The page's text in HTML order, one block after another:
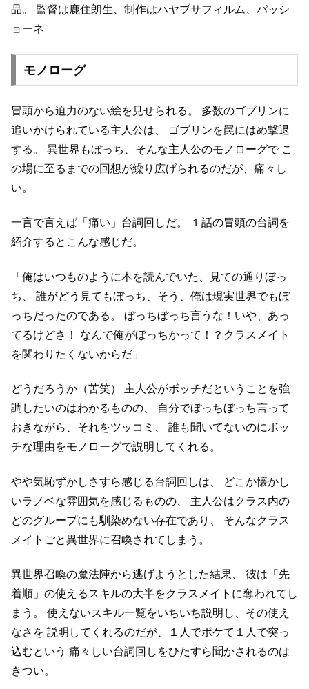
品。
監督は鹿住朗生、制作はハヤブサフィルム、パッシ
ョーネ
モノローグ
冒頭から迫力のない絵を見せられる。
多数のゴブリンに
追いかけられている主人公は、
ゴブリンを罠にはめ撃退
する。
異世界もぼっち、そんな主人公のモノローグでこ
の場に至るまでの回想が繰り広げられるのだが、痛々し
い。
一言で言えば「痛い」台詞回しだ。
１話の冒頭の台詞を
紹介するとこんな感じだ。
「俺はいつものように本を読んでいた、見ての通りぼっ
ち、
誰がどう見てもぼっち、そう、俺は現実世界でもぼ
っちだったのである。
ぼっちぼっち言うな！いや、あっ
てるけどさ！
なんで俺がぼっちかって！？クラスメイト
を関わりたくないからだ」
どうだろうか（苦笑）
主人公がボッチだということを強
調したいのはわかるものの、
自分でぼっちぼっち言って
おきながら、それをツッコミ、
誰も聞いてないのにボッ
チな理由をモノローグで説明してくれる。
やや気恥ずかしさすら感じる台詞回しは、
どこか懐かし
いラノベな雰囲気を感じるものの、
主人公はクラス内の
どのグループにも馴染めない存在であり、
そんなクラス
メイトごと異世界に召喚されてしまう。
異世界召喚の魔法陣から逃げようとした結果、
彼は「先
着順」の使えるスキルの大半をクラスメイトに奪われてし
まう。
使えないスキル一覧をいちいち説明し、その使え
なさを 説明してくれるのだが、１人でボケて１人で突っ
込むという 痛々しい台詞回しをひたすら聞かされるのは
きつい。